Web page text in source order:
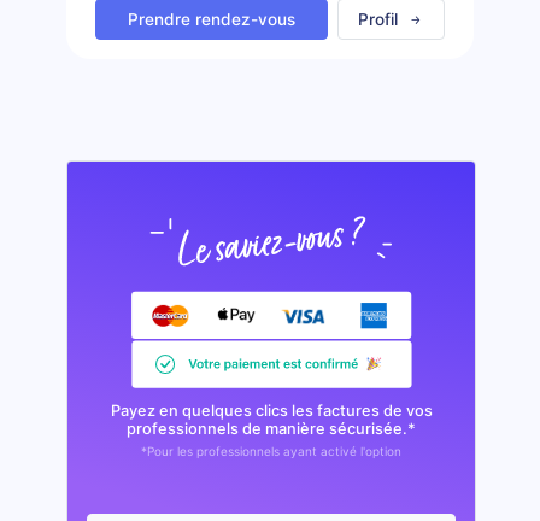
Prendre rendez-vous Profil
Payez en quelques clics les factures de vos
professionnels de manière sécurisée.*
*Pour les professionnels ayant activé l'option